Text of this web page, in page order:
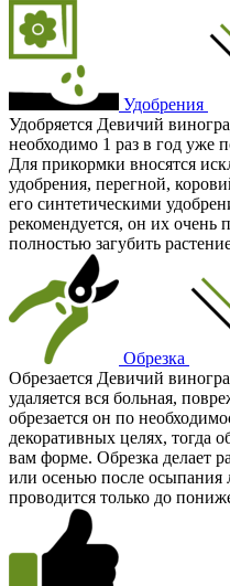
Удобрения
Удобряется Девичий
необходимо 1 раз в год уже
Для прикормки вносятся
удобрения, перегной,
его синтетическими
рекомендуется, он их очень
полностью загубить
Обрезка
Обрезается Девичий
удаляется вся больная,
обрезается он по
декоративных целях, тогда
вам форме. Обрезка делает
или осенью после осыпания
проводится только до